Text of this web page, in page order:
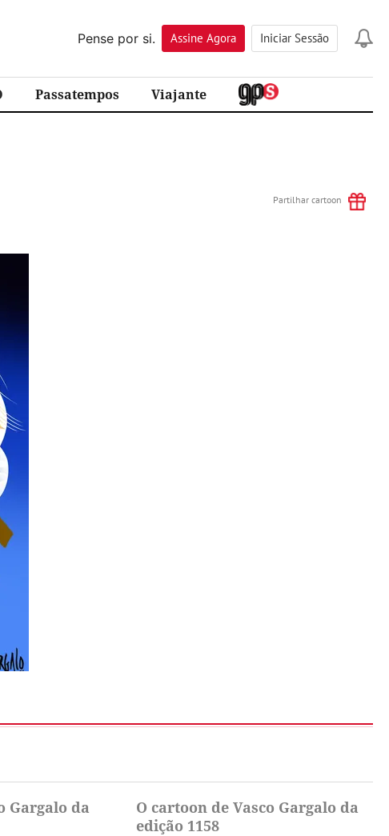
Pense por si.
Assine Agora Iniciar Sessão
Passatempos Viajante
Gargalo da
O cartoon de Vasco Gargalo da
edição 1158